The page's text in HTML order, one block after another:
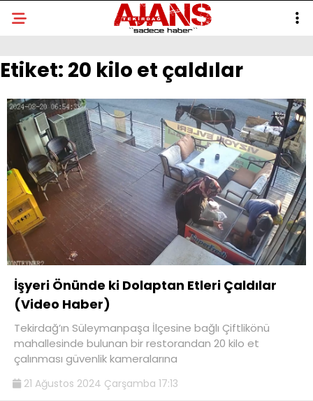
Etiket: 20 kilo et çaldılar
İşyeri Önünde ki Dolaptan Etleri Çaldılar
(Video Haber)
Tekirdağ’ın Süleymanpaşa İlçesine bağlı Çiftlikönü
mahallesinde bulunan bir restorandan 20 kilo et
çalınması güvenlik kameralarına
21 Ağustos 2024 Çarşamba 17:13